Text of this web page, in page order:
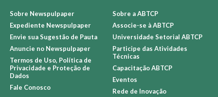
Sobre Newspulpaper
Expediente Newspulpaper
Envie sua Sugestão de Pauta
Anuncie no Newspulpaper
Termos de Uso, Política de
Privacidade e Proteção de
Dados
Fale Conosco
Sobre a ABTCP
Associe-se à ABTCP
Universidade Setorial ABTCP
Participe das Atividades
Técnicas
Capacitação ABTCP
Eventos
Rede de Inovação